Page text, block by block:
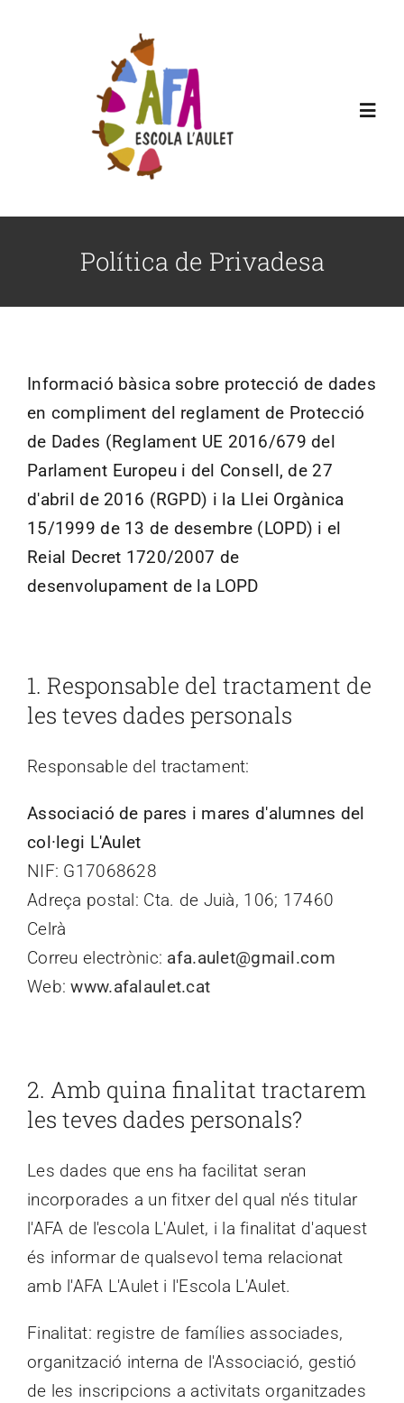
Botiga
AFA enxarxada
Esdeveniments
Contacta’ns
Cerca
Política de Privadesa
Informació bàsica sobre protecció de dades
en compliment del reglament de Protecció
de Dades (Reglament UE 2016/679 del
Parlament Europeu i del Consell, de 27
d'abril de 2016 (RGPD) i la Llei Orgànica
15/1999 de 13 de desembre (LOPD) i el
Reial Decret 1720/2007 de
desenvolupament de la LOPD
1. Responsable del tractament de
les teves dades personals
Responsable del tractament:
Associació de pares i mares d'alumnes del
col·legi L'Aulet
NIF: G17068628
Adreça postal: Cta. de Juià, 106; 17460
Celrà
Correu electrònic: afa.aulet@gmail.com
Web:www.afalaulet.cat
2. Amb quina finalitat tractarem
les teves dades personals?
Les dades que ens ha facilitat seran
incorporades a un fitxer del qual n'és titular
l'AFA de l'escola L'Aulet, i la finalitat d'aquest
és informar de qualsevol tema relacionat
amb l'AFA L'Aulet i l'Escola L'Aulet.
Finalitat: registre de famílies associades,
organització interna de l'Associació, gestió
de les inscripcions a activitats organitzades